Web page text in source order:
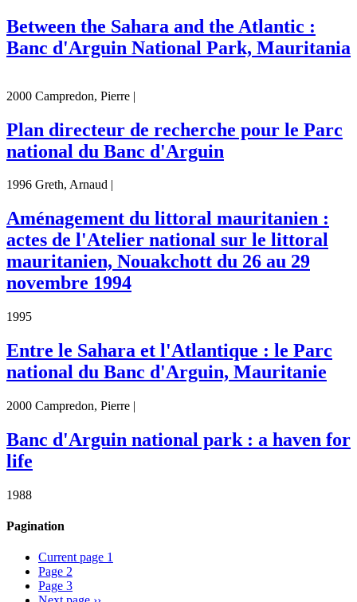
Between the Sahara and the Atlantic :
Banc d'Arguin National Park, Mauritania
2000 Campredon, Pierre |
Plan directeur de recherche pour le Parc
national du Banc d'Arguin
1996 Greth, Arnaud |
Aménagement du littoral mauritanien :
actes de l'Atelier national sur le littoral
mauritanien, Nouakchott du 26 au 29
novembre 1994
1995
Entre le Sahara et l'Atlantique : le Parc
national du Banc d'Arguin, Mauritanie
2000 Campredon, Pierre |
Banc d'Arguin national park : a haven for
life
1988
Pagination
Current page 1
Page 2
Page 3